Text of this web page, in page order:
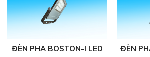
ĐÈN PHA BOSTON-I LED ĐÈN